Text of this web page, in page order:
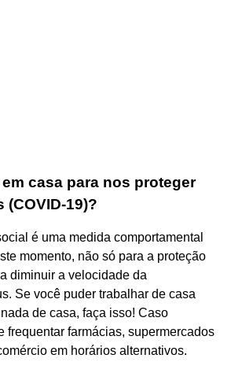
casa para nos proteger
19)?
é uma medida comportamental
momento, não só para a proteção
diminuir a velocidade da
Se você puder trabalhar de casa
de casa, faça isso! Caso
frequentar farmácias, supermercados
em horários alternativos.